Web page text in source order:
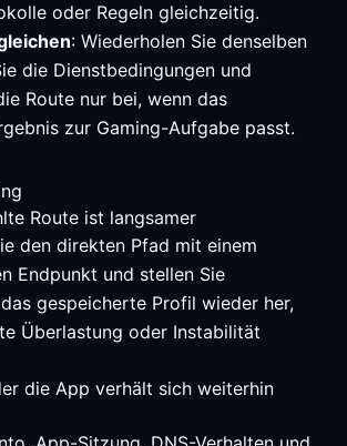
oder Regeln gleichzeitig.
: Wiederholen Sie denselben
die Dienstbedingungen und
Route nur bei, wenn das
zur Gaming-Aufgabe passt.
Route ist langsamer
den direkten Pfad mit einem
Endpunkt und stellen Sie
gespeicherte Profil wieder her,
Überlastung oder Instabilität
die App verhält sich weiterhin